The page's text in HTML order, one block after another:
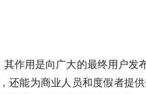
作用是向广大的最终用户发
能为商业人员和度假者提